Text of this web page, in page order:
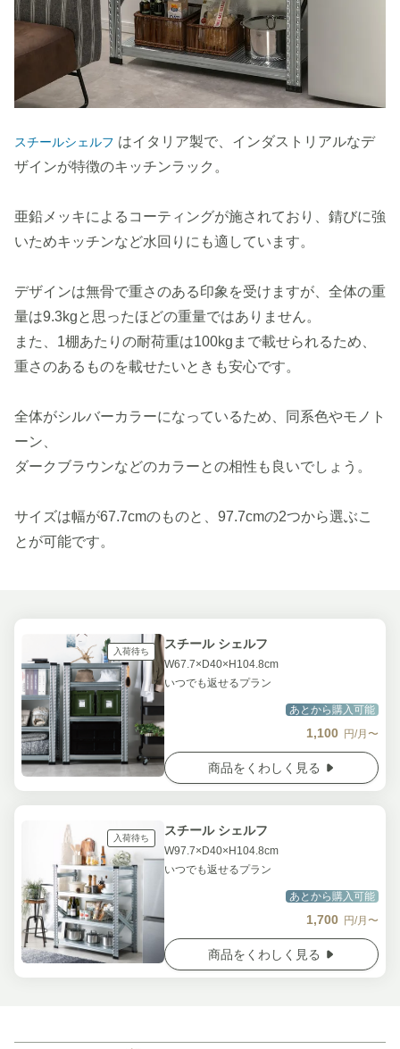
スチールシェルフ はイタリア製で、インダストリアルなデ
ザインが特徴のキッチンラック。
亜鉛メッキによるコーティングが施されており、錆びに強
いためキッチンなど水回りにも適しています。
デザインは無骨で重さのある印象を受けますが、全体の重
量は9.3kgと思ったほどの重量ではありません。
また、1棚あたりの耐荷重は100kgまで載せられるため、
重さのあるものを載せたいときも安心です。
全体がシルバーカラーになっているため、同系色やモノト
ーン、
ダークブラウンなどのカラーとの相性も良いでしょう。
サイズは幅が67.7cmのものと、97.7cmの2つから選ぶこ
とが可能です。
入荷待ち スチール シェルフ
W67.7×D40×H104.8cm
いつでも返せるプラン
あとから購入可能
1,100 円/月〜
商品をくわしく見る
入荷待ち スチール シェルフ
W97.7×D40×H104.8cm
いつでも返せるプラン
あとから購入可能
1,700 円/月〜
商品をくわしく見る